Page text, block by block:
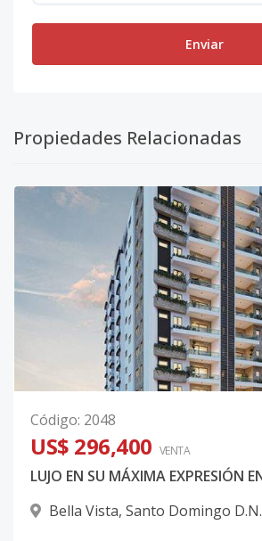
Enviar
Propiedades Relacionadas
Código: 2048
US$ 296,400 VENTA
Bella Vista, Santo Domingo D.N.